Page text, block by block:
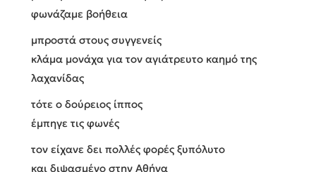
φωνάζαμε βοήθεια
μπροστά στους συγγενείς
κλάμα μονάχα για τον αγιάτρευτο καημό της
λαχανίδας
τότε ο δούρειος ίππος
έμπηγε τις φωνές
τον είχανε δει πολλές φορές ξυπόλυτο
και διψασμένο στην Αθήνα